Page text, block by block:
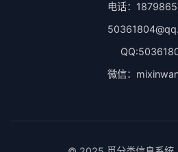
电话：
微信：